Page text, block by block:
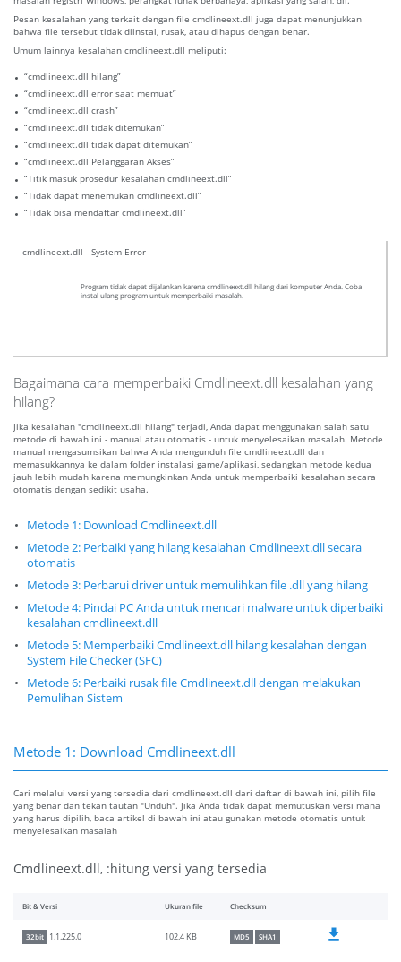
Pesan kesalahan yang terkait dengan file cmdlineext.dll juga dapat menunjukkan
bahwa file tersebut tidak diinstal, rusak, atau dihapus dengan benar.
Umum lainnya kesalahan cmdlineext.dll meliputi:
“cmdlineext.dll hilang”
“cmdlineext.dll error saat memuat”
“cmdlineext.dll crash”
“cmdlineext.dll tidak ditemukan”
“cmdlineext.dll tidak dapat ditemukan”
“cmdlineext.dll Pelanggaran Akses”
“Titik masuk prosedur kesalahan cmdlineext.dll”
“Tidak dapat menemukan cmdlineext.dll”
“Tidak bisa mendaftar cmdlineext.dll”
cmdlineext.dll - System Error
Program tidak dapat dijalankan karena cmdlineext.dll hilang dari komputer Anda. Coba
instal ulang program untuk memperbaiki masalah.
Bagaimana cara memperbaiki Cmdlineext.dll kesalahan yang
hilang?
Jika kesalahan "cmdlineext.dll hilang" terjadi, Anda dapat menggunakan salah satu
metode di bawah ini - manual atau otomatis - untuk menyelesaikan masalah. Metode
manual mengasumsikan bahwa Anda mengunduh file cmdlineext.dll dan
memasukkannya ke dalam folder instalasi game/aplikasi, sedangkan metode kedua
jauh lebih mudah karena memungkinkan Anda untuk memperbaiki kesalahan secara
otomatis dengan sedikit usaha.
Metode 1: Download Cmdlineext.dll
Metode 2: Perbaiki yang hilang kesalahan Cmdlineext.dll secara
otomatis
Metode 3: Perbarui driver untuk memulihkan file .dll yang hilang
Metode 4: Pindai PC Anda untuk mencari malware untuk diperbaiki
kesalahan cmdlineext.dll
Metode 5: Memperbaiki Cmdlineext.dll hilang kesalahan dengan
System File Checker (SFC)
Metode 6: Perbaiki rusak file Cmdlineext.dll dengan melakukan
Pemulihan Sistem
Metode 1: Download Cmdlineext.dll
Cari melalui versi yang tersedia dari cmdlineext.dll dari daftar di bawah ini, pilih file
yang benar dan tekan tautan "Unduh". Jika Anda tidak dapat memutuskan versi mana
yang harus dipilih, baca artikel di bawah ini atau gunakan metode otomatis untuk
menyelesaikan masalah
Cmdlineext.dll, :hitung versi yang tersedia
Bit & Versi Ukuran file Checksum
32bit 1.1.225.0 102.4 KB MD5 SHA1